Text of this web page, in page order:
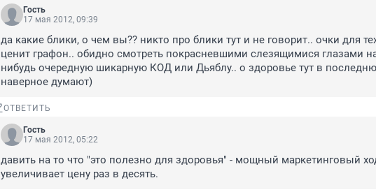
Гость
17 мая 2012, 09:39
да какие блики, о чем вы?? никто про блики тут и не говорит.. очки для
ценит графон.. обидно смотреть покрасневшими слезящимися глазами
нибудь очередную шикарную КОД или Дьяблу.. о здоровье тут в
наверное думают)
ОТВЕТИТЬ
Гость
17 мая 2012, 05:22
давить на то что "это полезно для здоровья" - мощный маркетинговый
увеличивает цену раз в десять.